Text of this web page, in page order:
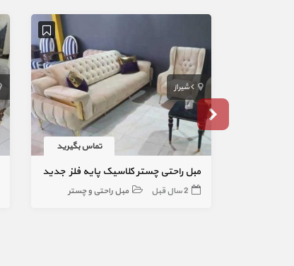
شیراز
تماس بگیرید
مبل راحتی چستر کلاسیک پایه فلز جدید
2 سال قبل مبل راحتی و چستر